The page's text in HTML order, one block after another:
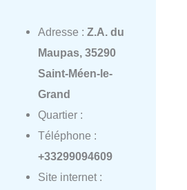
Adresse : Z.A. du
Maupas, 35290
Saint-Méen-le-
Grand
Quartier :
Téléphone :
+33299094609
Site internet :